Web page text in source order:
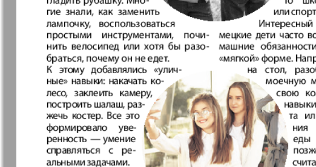
Европа экспресс
Европейский
меридиан
Закон и люди
Зарубежные
записки
Известия BW Изюм